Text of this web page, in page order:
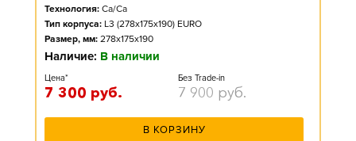
Технология: Ca/Ca
Тип корпуса: L3 (278x175x190) EURO
Размер, мм: 278x175x190
Наличие: В наличии
Цена*
7 300 руб.
Без Trade-in
7 900 руб.
В КОРЗИНУ